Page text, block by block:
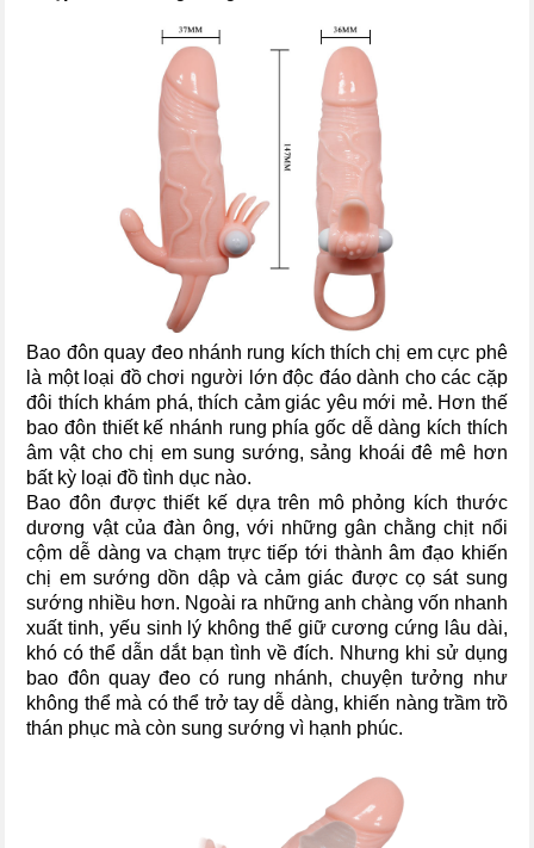
Bao đôn quay đeo nhánh rung kích thích chị em cực phê
là một loại đồ chơi người lớn độc đáo dành cho các cặp
đôi thích khám phá, thích cảm giác yêu mới mẻ. Hơn thế
bao đôn thiết kế nhánh rung phía gốc dễ dàng kích thích
âm vật cho chị em sung sướng, sảng khoái đê mê hơn
bất kỳ loại đồ tình dục nào.
Bao đôn được thiết kế dựa trên mô phỏng kích thước
dương vật của đàn ông, với những gân chằng chịt nổi
cộm dễ dàng va chạm trực tiếp tới thành âm đạo khiến
chị em sướng dồn dập và cảm giác được cọ sát sung
sướng nhiều hơn. Ngoài ra những anh chàng vốn nhanh
xuất tinh, yếu sinh lý không thể giữ cương cứng lâu dài,
khó có thể dẫn dắt bạn tình về đích. Nhưng khi sử dụng
bao đôn quay đeo có rung nhánh, chuyện tưởng như
không thể mà có thể trở tay dễ dàng, khiến nàng trầm trồ
thán phục mà còn sung sướng vì hạnh phúc.